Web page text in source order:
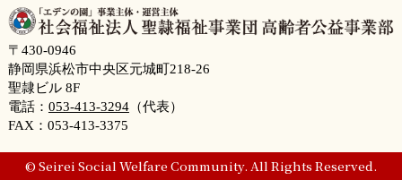
〒430-0946
静岡県浜松市中央区元城町218-26
聖隷ビル 8F
電話： 053-413-3294（代表）
FAX：053-413-3375
© Seirei Social Welfare Community. All Rights Reserved.